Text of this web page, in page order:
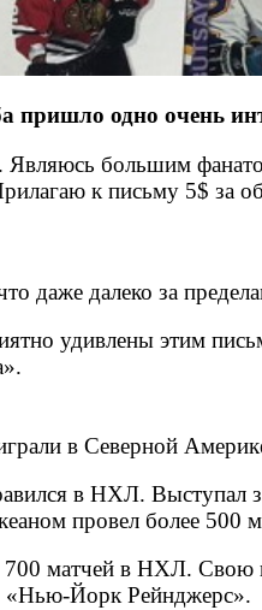
пришло одно очень
большим
к письму 5$
даже далеко за
удивлены этим
в Северной
в НХЛ.
провел более 500
матчей в НХЛ.
«Нью-Йорк Рейнджерс».